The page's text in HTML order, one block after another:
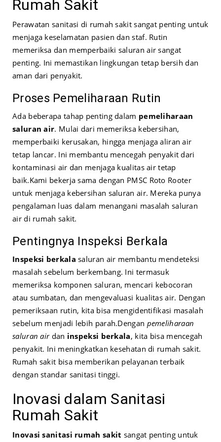
Rumah Sakit
Perawatan sanitasi di rumah sakit sangat penting untuk
menjaga keselamatan pasien dan staf. Rutin
memeriksa dan memperbaiki saluran air sangat
penting. Ini memastikan lingkungan tetap bersih dan
aman dari penyakit.
Proses Pemeliharaan Rutin
Ada beberapa tahap penting dalam pemeliharaan
saluran air. Mulai dari memeriksa kebersihan,
memperbaiki kerusakan, hingga menjaga aliran air
tetap lancar. Ini membantu mencegah penyakit dari
kontaminasi air dan menjaga kualitas air tetap
baik.Kami bekerja sama dengan PMSC Roto Rooter
untuk menjaga kebersihan saluran air. Mereka punya
pengalaman luas dalam menangani masalah saluran
air di rumah sakit.
Pentingnya Inspeksi Berkala
Inspeksi berkala saluran air membantu mendeteksi
masalah sebelum berkembang. Ini termasuk
memeriksa komponen saluran, mencari kebocoran
atau sumbatan, dan mengevaluasi kualitas air. Dengan
pemeriksaan rutin, kita bisa mengidentifikasi masalah
sebelum menjadi lebih parah.Dengan pemeliharaan
saluran airdan inspeksi berkala, kita bisa mencegah
penyakit. Ini meningkatkan kesehatan di rumah sakit.
Rumah sakit bisa memberikan pelayanan terbaik
dengan standar sanitasi tinggi.
Inovasi dalam Sanitasi
Rumah Sakit
Inovasi sanitasi rumah sakit sangat penting untuk